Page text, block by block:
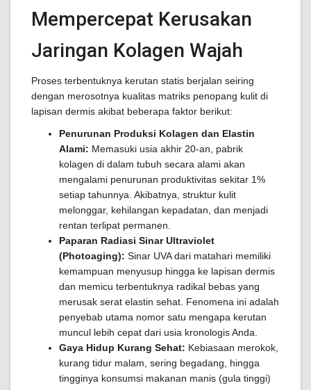
Mempercepat Kerusakan
Jaringan Kolagen Wajah
Proses terbentuknya kerutan statis berjalan seiring
dengan merosotnya kualitas matriks penopang kulit di
lapisan dermis akibat beberapa faktor berikut:
Penurunan Produksi Kolagen dan Elastin
Alami: Memasuki usia akhir 20-an, pabrik
kolagen di dalam tubuh secara alami akan
mengalami penurunan produktivitas sekitar 1%
setiap tahunnya. Akibatnya, struktur kulit
melonggar, kehilangan kepadatan, dan menjadi
rentan terlipat permanen.
Paparan Radiasi Sinar Ultraviolet
(Photoaging): Sinar UVA dari matahari memiliki
kemampuan menyusup hingga ke lapisan dermis
dan memicu terbentuknya radikal bebas yang
merusak serat elastin sehat. Fenomena ini adalah
penyebab utama nomor satu mengapa kerutan
muncul lebih cepat dari usia kronologis Anda.
Gaya Hidup Kurang Sehat: Kebiasaan merokok,
kurang tidur malam, sering begadang, hingga
tingginya konsumsi makanan manis (gula tinggi)